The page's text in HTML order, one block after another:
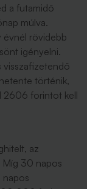
a futamidő
múlva.
évnél rövidebb
igényelni.
visszafizetendő
történik,
2606 forintot kell
az
Míg 30 napos
napos